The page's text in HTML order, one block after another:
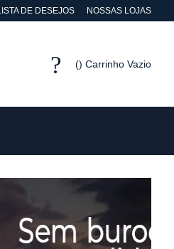
DE DESEJOS NOSSAS LOJAS
Carrinho Vazio